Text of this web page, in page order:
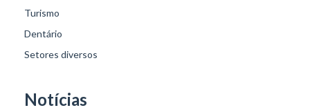
Turismo
Dentário
Setores diversos
Notícias